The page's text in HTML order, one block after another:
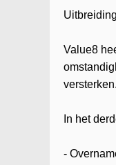
Value8
versterken.
In het
-